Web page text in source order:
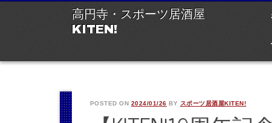
高円寺・スポーツ居酒屋
KITEN!
POSTED ON 2024/01/26 BY スポーツ居酒屋KITEN!